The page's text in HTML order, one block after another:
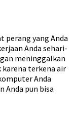
perang yang Anda
Anda sehari-
meninggalkan
terkena air
Anda
Anda pun bisa